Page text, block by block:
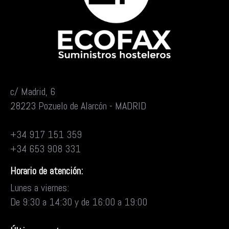
alargando la vida útil de todos sus componentes. iSeal
garantiza sellados siempre perfectos.
Larga vida útil
AutoClean Oil (Autolimpieza del aceite)
Elimina automáticamente el agua condensada que se
del aceite y la durabilidad de la bomba. La envasadora te
avisa automáticamente del momento idóneo para
realizar una autolimpieza de aceite.
La patente MCV genera automáticamente la repetición
deseada de ciclos de vacío, hasta un máximo de 9
tapa manualmente después de cada uno. Esto permite
desairear salsas y colorear, impregnar o aromatizar
alimentos.
Esta función permite mantener el vacío dentro de la
c/ Madrid, 6
28223 Pozuelo de Alarcón - MADRID
+34 917 151 359
+34 653 908 331
Horario de atención:
Lunes a viernes:
De 9:30 a 14:30 y de 16:00 a 19:00